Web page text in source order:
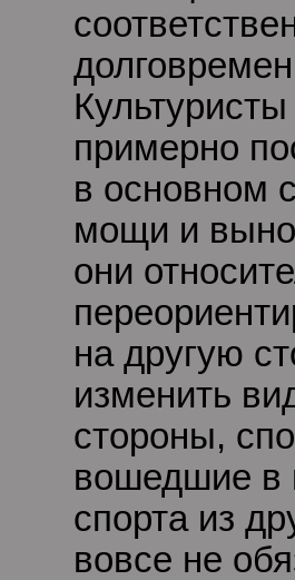
примерно
в основном
мощи и
они
на другую
изменить
стороны,
вошедшие в
спорта из
вовсе не